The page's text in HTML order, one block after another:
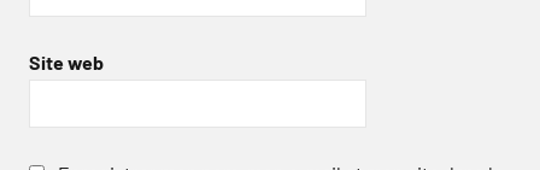
Site web